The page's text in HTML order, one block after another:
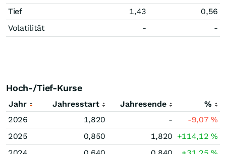
Tief
1,43
0,56
Volatilität
- -
Hoch-/Tief-Kurse
Jahr Jahresstart Jahresende
%
2026
1,820 - -9,07%
2025
0,850 1,820 +114,12%